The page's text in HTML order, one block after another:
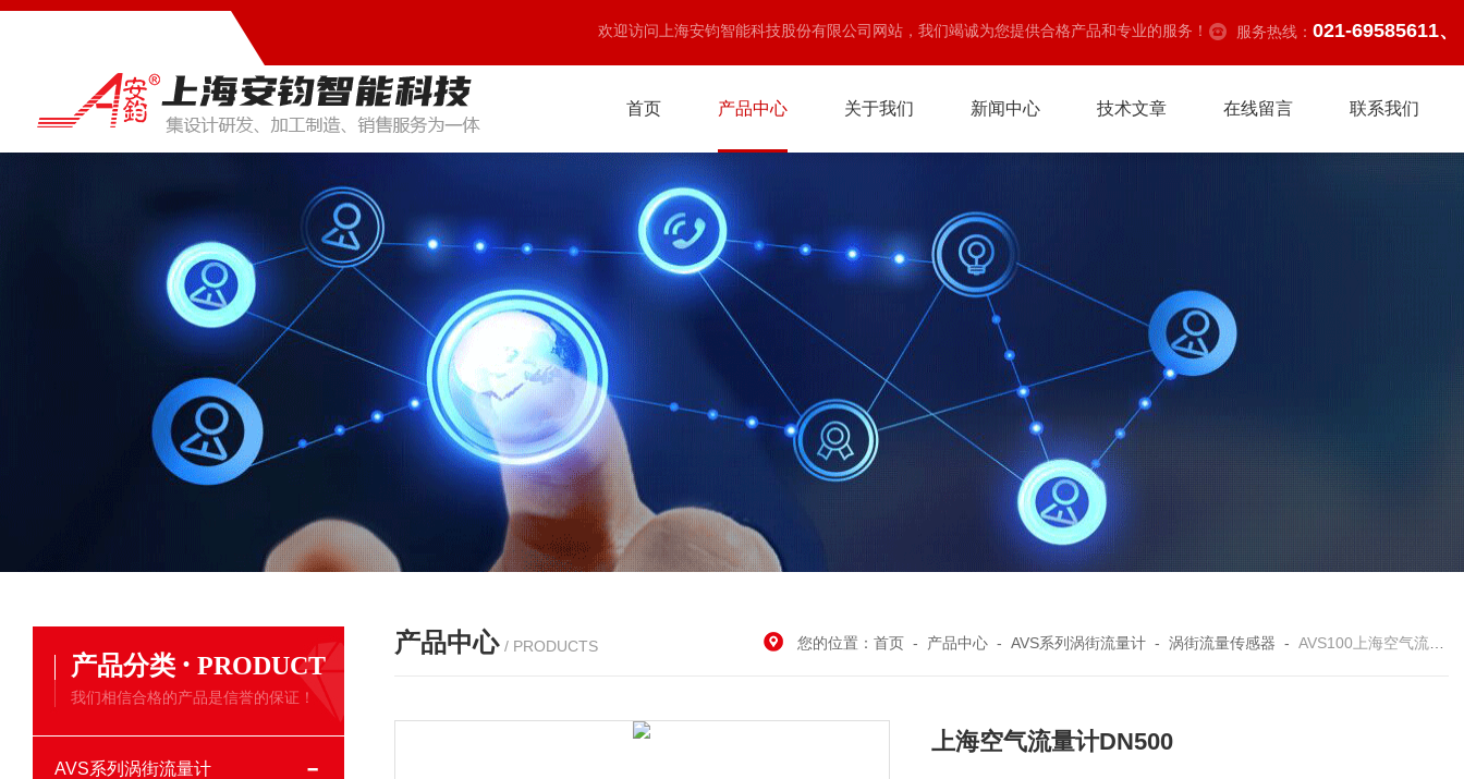
欢迎访问上海安钧智能科技股份有限公司网站，我们竭诚为您提供合格产品和专业的服务！ 服务热线： 021-69585611、
首页 产品中心 关于我们 新闻中心 技术文章 在线留言 联系我们
产品分类 · PRODUCT
我们相信合格的产品是信誉的保证！
AVS系列涡街流量计
产品中心 / PRODUCTS 您的位置：首页 - 产品中心 -AVS系列涡街流量计 -涡街流量传感器 -AVS100上海空气流量计DN500
上海空气流量计DN500